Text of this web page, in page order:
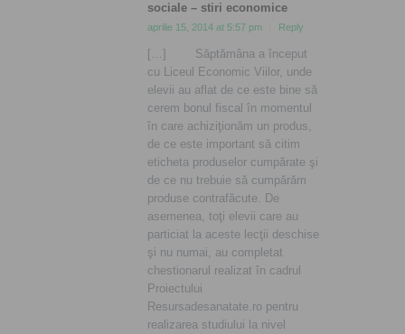
sociale – stiri economice
aprilie 15, 2014 at 5:57 pm Reply
[…] Săptămâna a început
cu Liceul Economic Viilor, unde
elevii au aflat de ce este bine să
cerem bonul fiscal în momentul
în care achiziţionăm un produs,
de ce este important să citim
eticheta produselor cumpărate şi
de ce nu trebuie să cumpărăm
produse contrafăcute. De
asemenea, toţi elevii care au
particiat la aceste lecţii deschise
şi nu numai, au completat
chestionarul realizat în cadrul
Proiectului
Resursadesanatate.ro pentru
realizarea studiului la nivel